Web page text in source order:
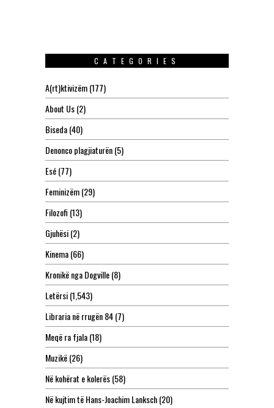
CATEGORIES
A(rt)ktivizëm(177)
About Us(2)
Biseda(40)
Denonco plagjiaturën(5)
Esé(77)
Feminizëm(29)
Filozofi (13)
Gjuhësi(2)
Kinema(66)
Kronikë nga Dogville(8)
Letërsi(1,543)
Libraria në rrugën 84(7)
Meqë ra fjala(18)
Muzikë(26)
Në kohërat e kolerës(58)
Në kujtim të Hans-Joachim Lanksch(20)